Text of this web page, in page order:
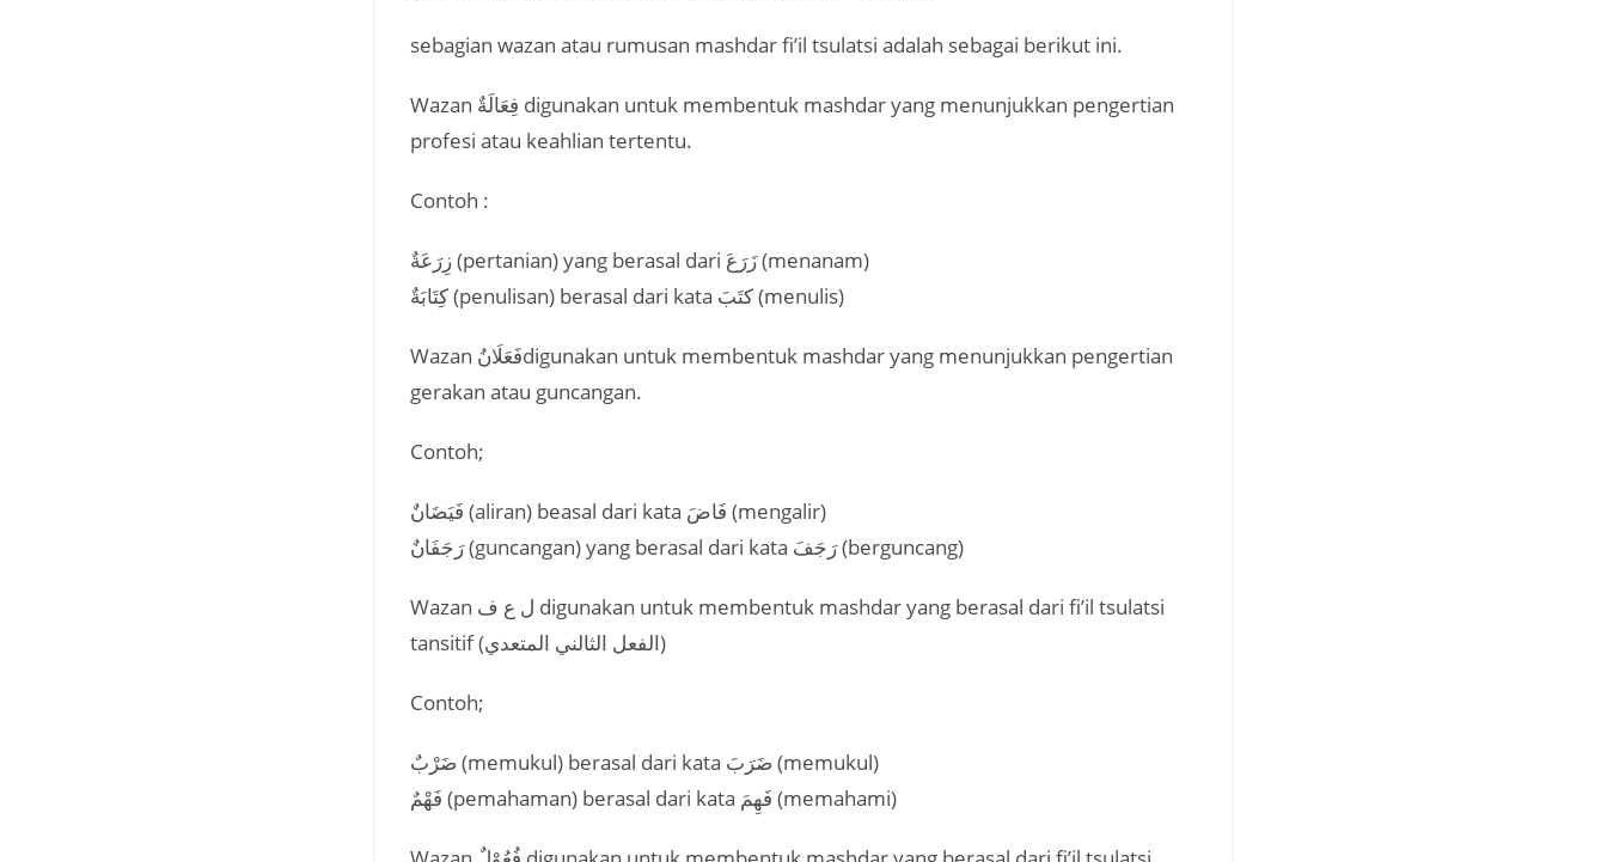
sebagian wazan atau rumusan mashdar fi’il tsulatsi adalah sebagai berikut ini.
Wazan فِعَالَةٌ digunakan untuk membentuk mashdar yang menunjukkan pengertian
profesi atau keahlian tertentu.
Contoh :
زِرَعَةٌ (pertanian) yang berasal dari زَرَعَ (menanam)
كِتَابَةٌ (penulisan) berasal dari kata كتَبَ (menulis)
Wazan فَعَلَانُdigunakan untuk membentuk mashdar yang menunjukkan pengertian
gerakan atau guncangan.
Contoh;
فَيَضَانٌ (aliran) beasal dari kata فَاضَ (mengalir)
رَجَفَانٌ (guncangan) yang berasal dari kata رَجَفَ (berguncang)
Wazan ل ع ف digunakan untuk membentuk mashdar yang berasal dari fi’il tsulatsi
tansitif (الفعل الثالني المتعدي)
Contoh;
ضَرْبٌ (memukul) berasal dari kata ضَرَبَ (memukul)
فَهْمٌ (pemahaman) berasal dari kata فَهِمَ (memahami)